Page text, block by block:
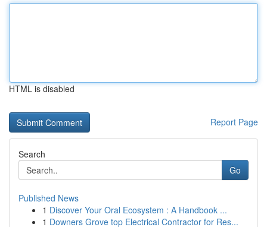
HTML is disabled
Report Page
Search
Go
Published News
1 Discover Your Oral Ecosystem : A Handbook ...
1 Downers Grove top Electrical Contractor for Res...